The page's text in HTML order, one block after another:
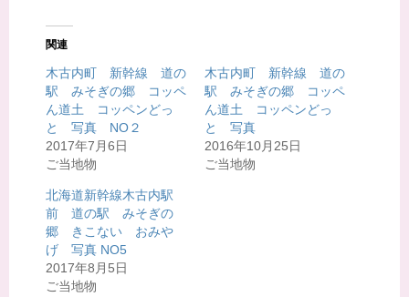
t
e
r
で
共
有
(
新
し
ウ
ィ
ン
ウ
で
開
き
ま
す
共
有
す
る
に
は
リ
て
く
だ
い
(
新
し
関連
木古内町 新幹線 道の
駅 みそぎの郷 コッペ
ん道土 コッペンどっ
と 写真 NO２
2017年7月6日
ご当地物
木古内町 新幹線 道の
駅 みそぎの郷 コッペ
ん道土 コッペンどっ
と 写真
2016年10月25日
ご当地物
北海道新幹線木古内駅
前 道の駅 みそぎの
郷 きこない おみや
げ 写真 NO5
2017年8月5日
ご当地物